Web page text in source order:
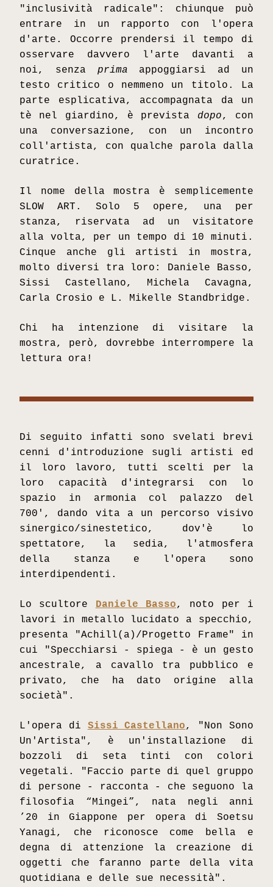
"inclusività radicale": chiunque può
entrare in un rapporto con l'opera
d'arte. Occorre prendersi il tempo di
osservare davvero l'arte davanti a
noi, senza prima appoggiarsi ad un
testo critico o nemmeno un titolo. La
parte esplicativa, accompagnata da un
tè nel giardino, è prevista dopo, con
una conversazione, con un incontro
coll'artista, con qualche parola dalla
curatrice.
Il nome della mostra è semplicemente
SLOW ART. Solo 5 opere, una per
stanza, riservata ad un visitatore
alla volta, per un tempo di 10 minuti.
Cinque anche gli artisti in mostra,
molto diversi tra loro: Daniele Basso,
Sissi Castellano, Michela Cavagna,
Carla Crosio e L. Mikelle Standbridge.
Chi ha intenzione di visitare la
mostra, però, dovrebbe interrompere la
lettura ora!
Di seguito infatti sono svelati brevi
cenni d'introduzione sugli artisti ed
il loro lavoro, tutti scelti per la
loro capacità d'integrarsi con lo
spazio in armonia col palazzo del
700', dando vita a un percorso visivo
sinergico/sinestetico, dov'è lo
spettatore, la sedia, l'atmosfera
della stanza e l'opera sono
interdipendenti.
Lo scultore Daniele Basso, noto per i
lavori in metallo lucidato a specchio,
presenta "Achill(a)/Progetto Frame" in
cui "Specchiarsi - spiega - è un gesto
ancestrale, a cavallo tra pubblico e
privato, che ha dato origine alla
società".
L'opera di Sissi Castellano, "Non Sono
Un'Artista", è un'installazione di
bozzoli di seta tinti con colori
vegetali. "Faccio parte di quel gruppo
di persone - racconta - che seguono la
filosofia “Mingei”, nata negli anni
’20 in Giappone per opera di Soetsu
Yanagi, che riconosce come bella e
degna di attenzione la creazione di
oggetti che faranno parte della vita
quotidiana e delle sue necessità".